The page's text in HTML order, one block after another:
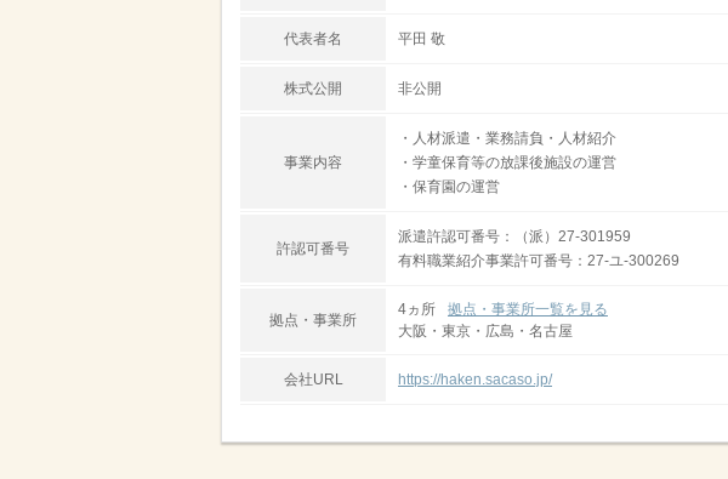
代表者名 平田 敬
株式公開 非公開
事業内容
・人材派遣・業務請負・人材紹介
・学童保育等の放課後施設の運営
・保育園の運営
許認可番号
派遣許認可番号：（派）27-301959
有料職業紹介事業許可番号：27-ユ-300269
拠点・事業所
4ヵ所
拠点・事業所一覧を見る
大阪・東京・広島・名古屋
会社URL https://haken.sacaso.jp/